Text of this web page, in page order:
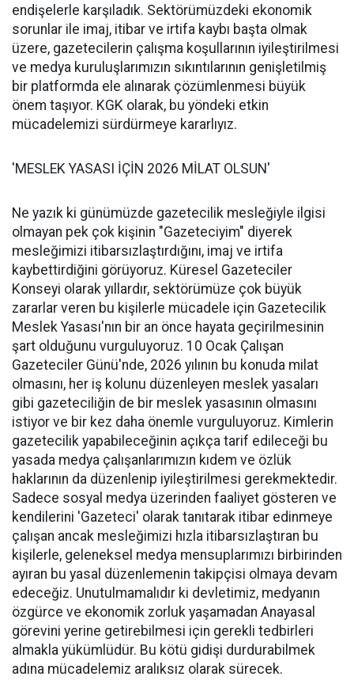
endişelerle karşıladık. Sektörümüzdeki ekonomik
sorunlar ile imaj, itibar ve irtifa kaybı başta olmak
üzere, gazetecilerin çalışma koşullarının iyileştirilmesi
ve medya kuruluşlarımızın sıkıntılarının genişletilmiş
bir platformda ele alınarak çözümlenmesi büyük
önem taşıyor. KGK olarak, bu yöndeki etkin
mücadelemizi sürdürmeye kararlıyız.
'MESLEK YASASI İÇİN 2026 MİLAT OLSUN'
Ne yazık ki günümüzde gazetecilik mesleğiyle ilgisi
olmayan pek çok kişinin "Gazeteciyim" diyerek
mesleğimizi itibarsızlaştırdığını, imaj ve irtifa
kaybettirdiğini görüyoruz. Küresel Gazeteciler
Konseyi olarak yıllardır, sektörümüze çok büyük
zararlar veren bu kişilerle mücadele için Gazetecilik
Meslek Yasası'nın bir an önce hayata geçirilmesinin
şart olduğunu vurguluyoruz. 10 Ocak Çalışan
Gazeteciler Günü'nde, 2026 yılının bu konuda milat
olmasını, her iş kolunu düzenleyen meslek yasaları
gibi gazeteciliğin de bir meslek yasasının olmasını
istiyor ve bir kez daha önemle vurguluyoruz. Kimlerin
gazetecilik yapabileceğinin açıkça tarif edileceği bu
yasada medya çalışanlarımızın kıdem ve özlük
haklarının da düzenlenip iyileştirilmesi gerekmektedir.
Sadece sosyal medya üzerinden faaliyet gösteren ve
kendilerini 'Gazeteci' olarak tanıtarak itibar edinmeye
çalışan ancak mesleğimizi hızla itibarsızlaştıran bu
kişilerle, geleneksel medya mensuplarımızı birbirinden
ayıran bu yasal düzenlemenin takipçisi olmaya devam
edeceğiz. Unutulmamalıdır ki devletimiz, medyanın
özgürce ve ekonomik zorluk yaşamadan Anayasal
görevini yerine getirebilmesi için gerekli tedbirleri
almakla yükümlüdür. Bu kötü gidişi durdurabilmek
adına mücadelemiz aralıksız olarak sürecek.